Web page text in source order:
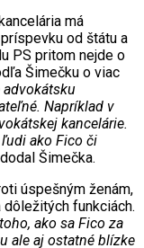
má
od štátu a
PS pritom nejde o
Šimečku o viac
advokátsku
Napríklad v
kancelárie.
ako Fico či
dodal Šimečka.
úspešným ženám,
funkciách.
ako sa Fico za
ale aj ostatné blízke